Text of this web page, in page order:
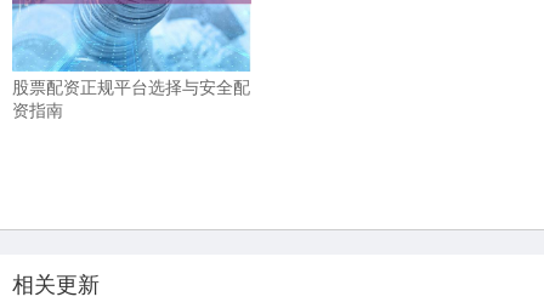
股票配资正规平台选择与安全配
资指南
相关更新